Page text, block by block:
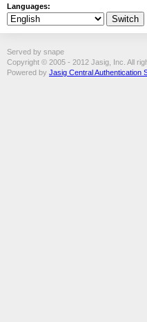
Languages:
Served by snape
Copyright © 2005 - 2012 Jasig, Inc. All
Powered by Jasig Central Authentication